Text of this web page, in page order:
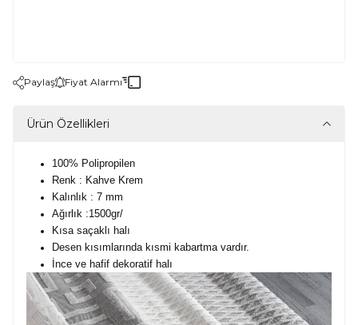
Paylaş Fiyat Alarmı
Ürün Özellikleri
100% Polipropilen
Renk : Kahve Krem
Kalınlık : 7 mm
Ağırlık :1500gr/
Kısa saçaklı halı
Desen kısımlarında kısmi kabartma vardır.
İnce ve hafif dekoratif halı